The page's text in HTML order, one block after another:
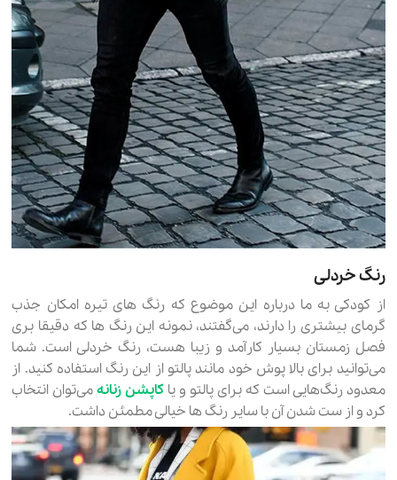
رنگ خردلی
از کودکی به ما درباره این موضوع که رنگ های تیره امکان جذب
گرمای بیشتری را دارند، می‌گفتند، نمونه این رنگ ها که دقیقا بری
فصل زمستان بسیار کارآمد و زیبا هست، رنگ خردلی است. شما
می‌توانید برای بالا پوش خود مانند پالتو از این رنگ استفاده کنید. از
معدود رنگ‌هایی است که برای پالتو و یا کاپشن زنانهمی‌توان انتخاب
کرد و از ست شدن آن با سایر رنگ ها خیالی مطمئن داشت.